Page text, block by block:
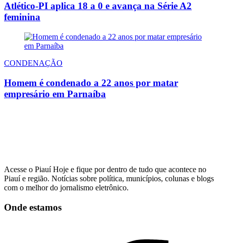
Atlético-PI aplica 18 a 0 e avança na Série A2
feminina
CONDENAÇÃO
Homem é condenado a 22 anos por matar
empresário em Parnaíba
Acesse o Piauí Hoje e fique por dentro de tudo que acontece no
Piauí e região. Notícias sobre política, municípios, colunas e blogs
com o melhor do jornalismo eletrônico.
Onde estamos